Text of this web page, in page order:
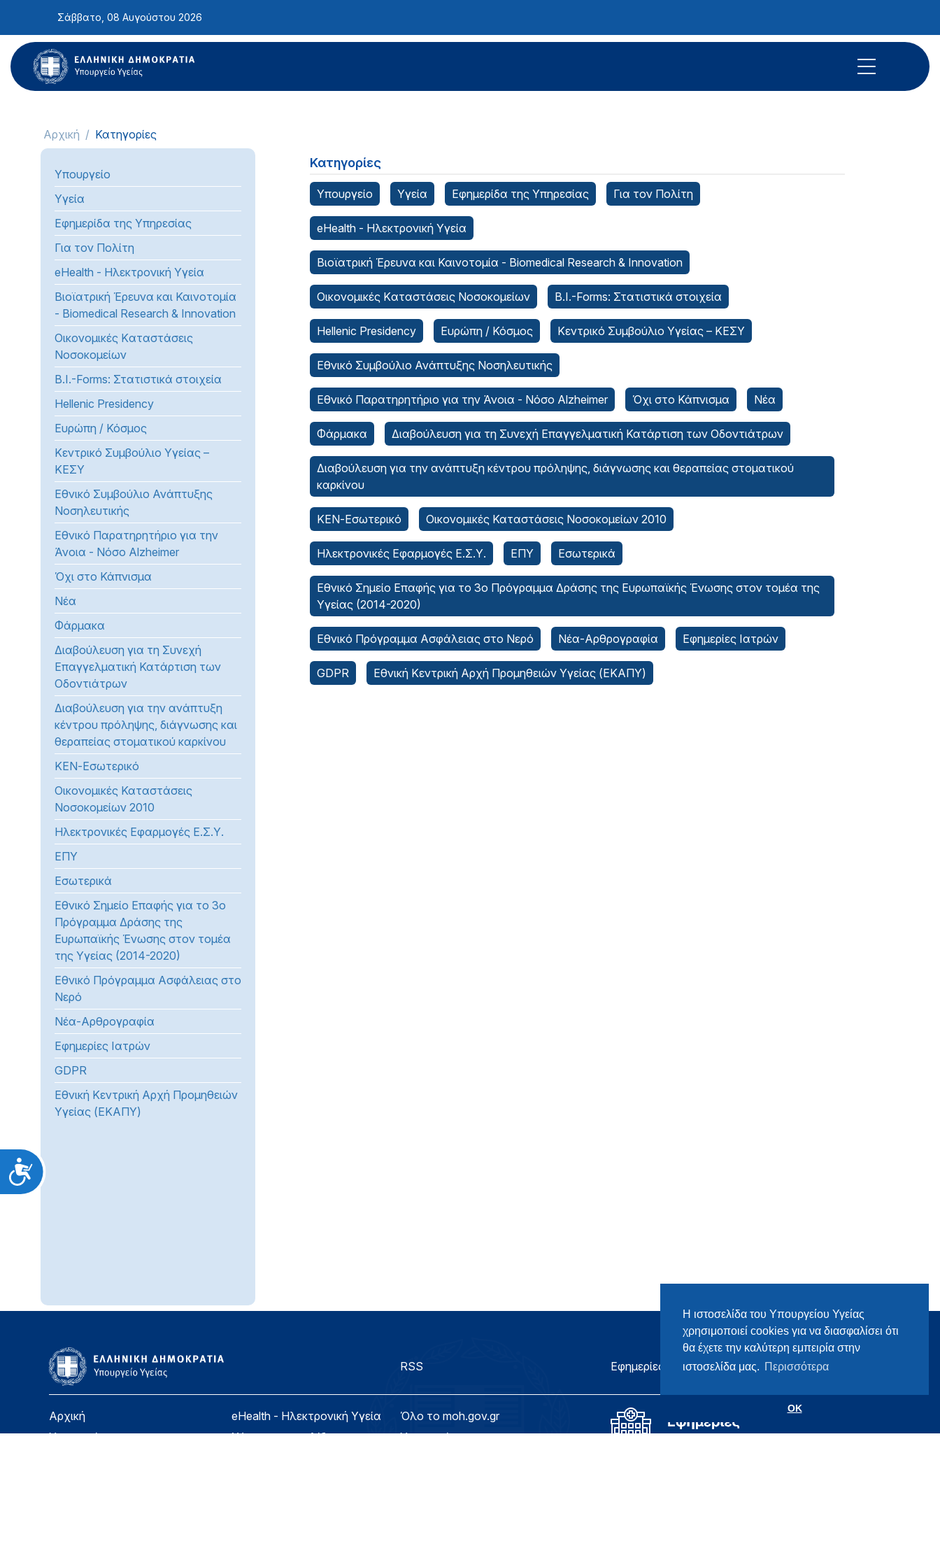
Η ιστοσελίδα του Υπουργείου Υγείας
χρησιμοποιεί cookies για να διασφαλίσει ότι
θα έχετε την καλύτερη εμπειρία στην
ιστοσελίδα μας. Περισσότερα
OK
ιστότοπος
περιλαμβάνει
προσβασιμότητας.
Πατήστε
προσαρμόσετε
προβλήματα
χρησιμοποιούν
πρόγραμμα
ανάγνωσης
προσβασιμότητας.
Προσιτότητα
Σάββατο, 08 Αυγούστου 2026
Αρχική Κατηγορίες
Υπουργείο
Υγεία
Εφημερίδα της Υπηρεσίας
Για τον Πολίτη
eHealth - Ηλεκτρονική Υγεία
Βιοϊατρική Έρευνα και Καινοτομία
- Biomedical Research & Innovation
Οικονομικές Kαταστάσεις
Νοσοκομείων
B.I.-Forms: Στατιστικά στοιχεία
Hellenic Presidency
Ευρώπη / Κόσμος
Κεντρικό Συμβούλιο Υγείας –
ΚΕΣΥ
Εθνικό Συμβούλιο Ανάπτυξης
Νοσηλευτικής
Εθνικό Παρατηρητήριο για την
Άνοια - Νόσο Alzheimer
Όχι στο Κάπνισμα
Νέα
Φάρμακα
Διαβούλευση για τη Συνεχή
Επαγγελματική Κατάρτιση των
Οδοντιάτρων
Διαβούλευση για την ανάπτυξη
κέντρου πρόληψης, διάγνωσης και
θεραπείας στοματικού καρκίνου
ΚΕΝ-Εσωτερικό
Οικονομικές Καταστάσεις
Νοσοκομείων 2010
Ηλεκτρονικές Εφαρμογές Ε.Σ.Υ.
ΕΠΥ
Εσωτερικά
Εθνικό Σημείο Επαφής για το 3ο
Πρόγραμμα Δράσης της
Ευρωπαϊκής Ένωσης στον τομέα
της Υγείας (2014-2020)
Εθνικό Πρόγραμμα Ασφάλειας στο
Νερό
Νέα-Αρθρογραφία
Εφημερίες Ιατρών
GDPR
Εθνική Κεντρική Αρχή Προμηθειών
Υγείας (ΕΚΑΠΥ)
Κατηγορίες
Υπουργείο Υγεία Εφημερίδα της Υπηρεσίας Για τον Πολίτη
eHealth - Ηλεκτρονική Υγεία
Βιοϊατρική Έρευνα και Καινοτομία - Biomedical Research & Innovation
Οικονομικές Kαταστάσεις Νοσοκομείων B.I.-Forms: Στατιστικά στοιχεία
Hellenic Presidency Ευρώπη / Κόσμος Κεντρικό Συμβούλιο Υγείας – ΚΕΣΥ
Εθνικό Συμβούλιο Ανάπτυξης Νοσηλευτικής
Εθνικό Παρατηρητήριο για την Άνοια - Νόσο Alzheimer Όχι στο Κάπνισμα Νέα
Φάρμακα Διαβούλευση για τη Συνεχή Επαγγελματική Κατάρτιση των Οδοντιάτρων
Διαβούλευση για την ανάπτυξη κέντρου πρόληψης, διάγνωσης και θεραπείας στοματικού
καρκίνου
ΚΕΝ-Εσωτερικό Οικονομικές Καταστάσεις Νοσοκομείων 2010
Ηλεκτρονικές Εφαρμογές Ε.Σ.Υ. ΕΠΥ Εσωτερικά
Εθνικό Σημείο Επαφής για το 3ο Πρόγραμμα Δράσης της Ευρωπαϊκής Ένωσης στον τομέα της
Υγείας (2014-2020)
Εθνικό Πρόγραμμα Ασφάλειας στο Νερό Νέα-Αρθρογραφία Εφημερίες Ιατρών
GDPR Εθνική Κεντρική Αρχή Προμηθειών Υγείας (ΕΚΑΠΥ)
Αρχική
Υπουργείο
eHealth - Ηλεκτρονική Υγεία
Χάρτης ιστοσελίδας
RSS
Όλο το moh.gov.gr
Υπουργείο
Εφημερίες